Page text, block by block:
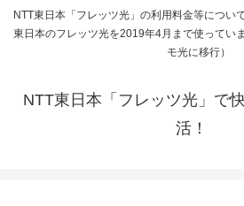
NTT東日本「フレッツ光」の利用料金等につい
東日本のフレッツ光を2019年4月まで使ってい
モ光に移行）
NTT東日本「フレッツ光」で
活！